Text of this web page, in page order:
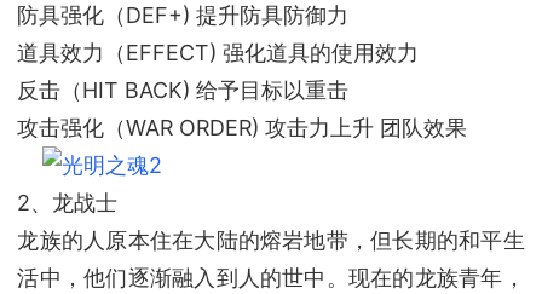
防具强化（DEF+) 提升防具防御力
道具效力（EFFECT) 强化道具的使用效力
反击（HIT BACK) 给予目标以重击
攻击强化（WAR ORDER) 攻击力上升 团队效果
2、龙战士
龙族的人原本住在大陆的熔岩地带，但长期的和平生
活中，他们逐渐融入到人的世中。现在的龙族青年，